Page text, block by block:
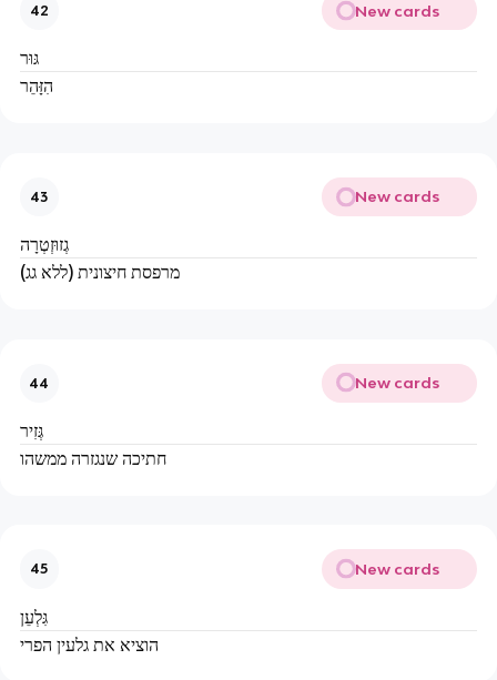
42 New cards
גּוּר
הִזָּהֵר
43 New cards
גְזוּזְטְרָה
מרפסת חיצונית (ללא גג)
44 New cards
גְּזִיר
חתיכה שנגזרה ממשהו
45 New cards
גִּלְעֵן
הוציא את גלעין הפרי